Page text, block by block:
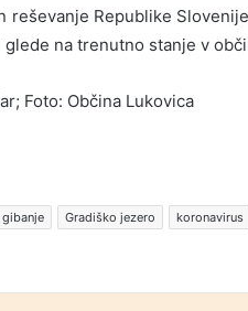
reševanje Republike
glede na trenutno stanje v
Foto: Občina Lukovica
gibanje Gradiško jezero koronavirus